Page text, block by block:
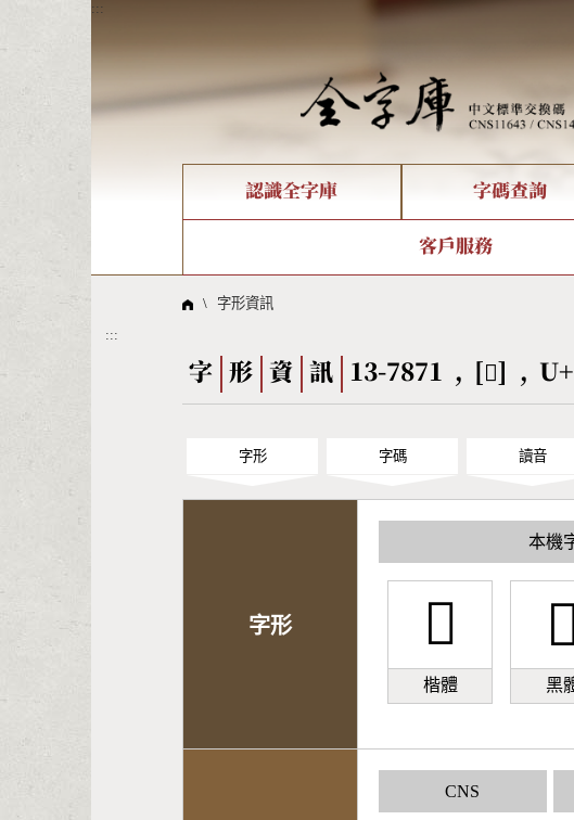
:::
認識全字庫
全字庫現況
線上教學
字碼查詢
部件查詢
倉頡查詢
Big5查詢 拼音查詢
造字解決方案
字形下載
客戶服務
問題集
\ 字形資訊
:::
字 形 資 訊 13-7871 , [󹨱] ,
字形 字碼 讀音
字形
本機
󹨱
楷體 黑
CNS